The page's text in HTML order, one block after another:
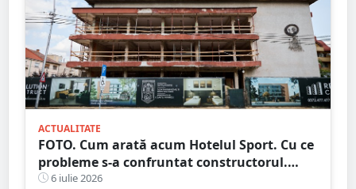
ACTUALITATE
FOTO. Cum arată acum Hotelul Sport. Cu ce
probleme s-a confruntat constructorul.
Care e stadiul lucrărilor
6 iulie 2026